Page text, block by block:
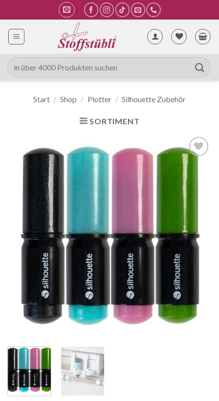
Inhalt
springen
Suche
nach:
Start / Shop / Plotter / Silhouette Zubehör
SORTIMENT
Auf die
Wunschliste